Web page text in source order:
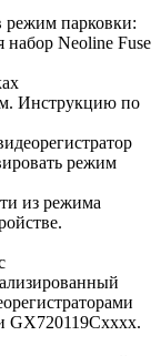
режим парковки:
набор Neoline Fuse
Инструкцию по
режим
из режима
GX720119Cxxxx.